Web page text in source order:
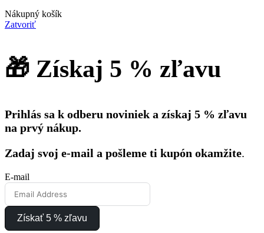
Nákupný košík
Zatvoriť
🎁 Získaj 5 % zľavu
Prihlás sa k odberu noviniek a získaj 5 % zľavu
na prvý nákup.
Zadaj svoj e-mail a pošleme ti kupón okamžite.
E-mail
Získať 5 % zľavu